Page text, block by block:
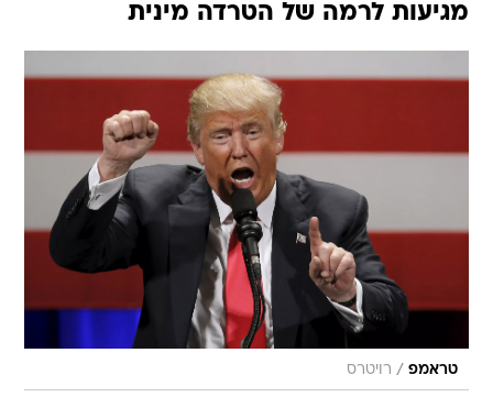
מגיעות לרמה של הטרדה מינית
טראמפ / רויטרס